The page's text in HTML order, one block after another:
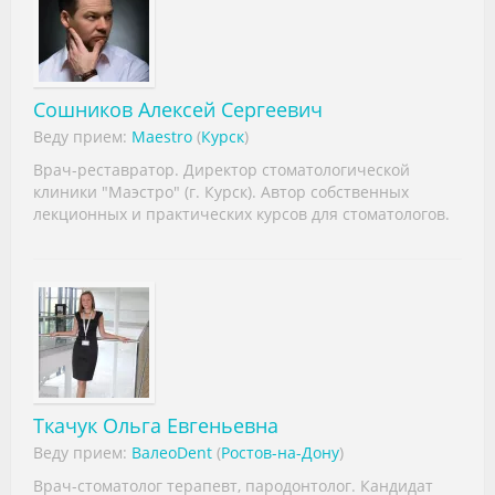
Сошников Алексей Сергеевич
Веду прием: Maestro (Курск)
Врач-реставратор. Директор стоматологической
клиники "Маэстро" (г. Курск). Автор собственных
лекционных и практических курсов для стоматологов.
Ткачук Ольга Евгеньевна
Веду прием: ВалеоDent (Ростов-на-Дону)
Врач-стоматолог терапевт, пародонтолог. Кандидат